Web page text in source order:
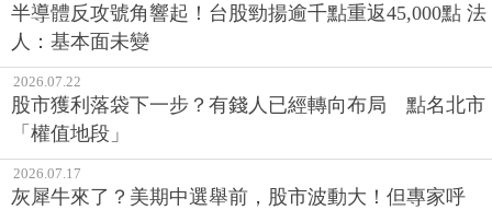
半導體反攻號角響起！台股勁揚逾千點重返45,000點 法
人：基本面未變
2026.07.22
股市獲利落袋下一步？有錢人已經轉向布局 點名北市
「權值地段」
2026.07.17
灰犀牛來了？美期中選舉前，股市波動大！但專家呼